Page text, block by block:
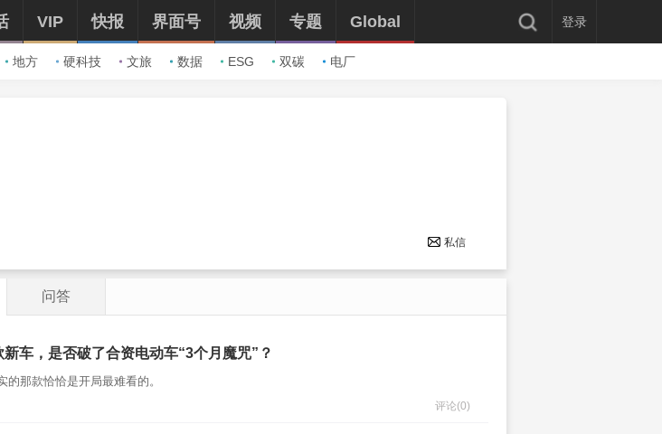
地方 硬科技 文旅 数据 ESG 双碳 电厂
VIP 快报 界面号 视频 专题 Global 登录
私信
问答
车，是否破了合资电动车“3个月魔咒”？
那款恰恰是开局最难看的。
评论(0)